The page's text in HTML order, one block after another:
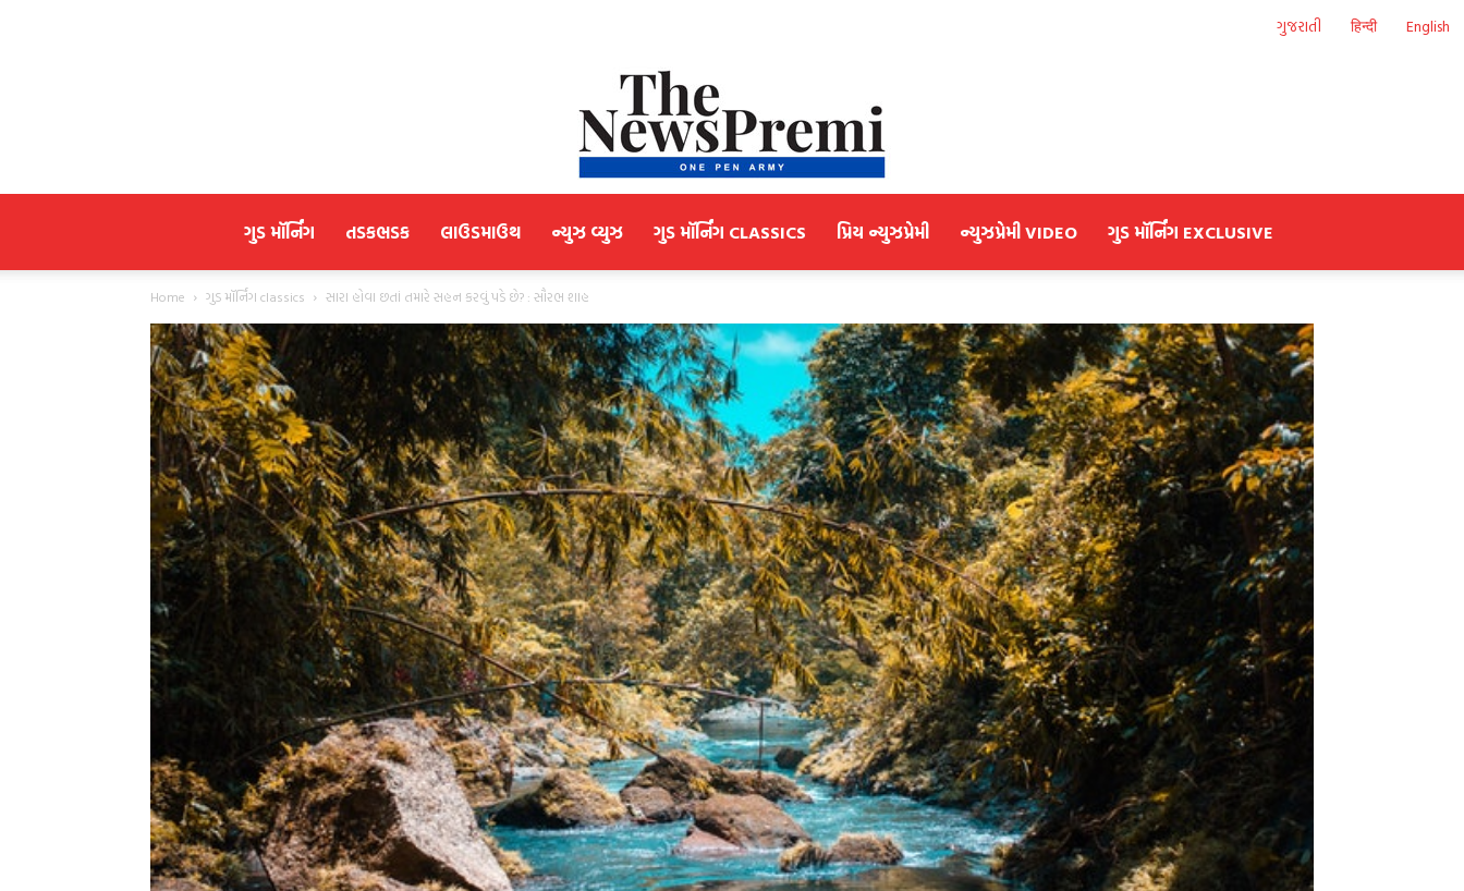
ગુજરાતી हिन्दी English
Gujarati
ગુડ મૉર્નિંગ તડકભડક લાઉડમાઉથ ન્યુઝ વ્યુઝ ગુડ મૉર્નિંગ CLASSICS પ્રિય ન્યુઝપ્રેમી ન્યુઝપ્રેમી VIDEO ગુડ મૉર્નિંગ EXCLUSIVE
Home ગુડ મૉર્નિંગ classics સારા હોવા છતાં તમારે સહન કરવું પડે છે? : સૌરભ શાહ